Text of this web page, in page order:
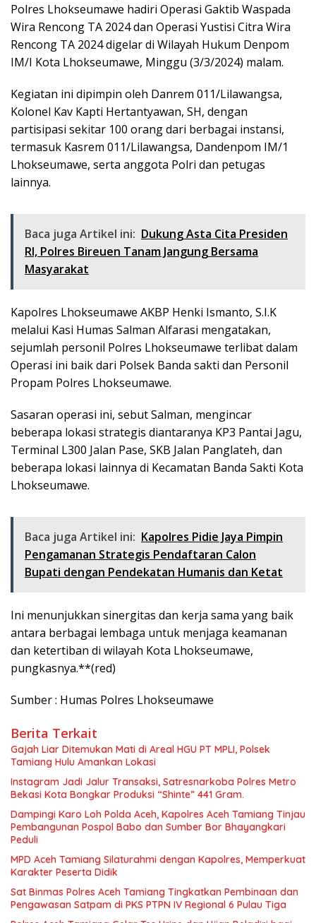
Polres Lhokseumawe hadiri Operasi Gaktib Waspada
Wira Rencong TA 2024 dan Operasi Yustisi Citra Wira
Rencong TA 2024 digelar di Wilayah Hukum Denpom
IM/I Kota Lhokseumawe, Minggu (3/3/2024) malam.
Kegiatan ini dipimpin oleh Danrem 011/Lilawangsa,
Kolonel Kav Kapti Hertantyawan, SH, dengan
partisipasi sekitar 100 orang dari berbagai instansi,
termasuk Kasrem 011/Lilawangsa, Dandenpom IM/1
Lhokseumawe, serta anggota Polri dan petugas
lainnya.
Baca juga Artikel ini: Dukung Asta Cita Presiden
RI, Polres Bireuen Tanam Jangung Bersama
Masyarakat
Kapolres Lhokseumawe AKBP Henki Ismanto, S.I.K
melalui Kasi Humas Salman Alfarasi mengatakan,
sejumlah personil Polres Lhokseumawe terlibat dalam
Operasi ini baik dari Polsek Banda sakti dan Personil
Propam Polres Lhokseumawe.
Sasaran operasi ini, sebut Salman, mengincar
beberapa lokasi strategis diantaranya KP3 Pantai Jagu,
Terminal L300 Jalan Pase, SKB Jalan Panglateh, dan
beberapa lokasi lainnya di Kecamatan Banda Sakti Kota
Lhokseumawe.
Baca juga Artikel ini: Kapolres Pidie Jaya Pimpin
Pengamanan Strategis Pendaftaran Calon
Bupati dengan Pendekatan Humanis dan Ketat
Ini menunjukkan sinergitas dan kerja sama yang baik
antara berbagai lembaga untuk menjaga keamanan
dan ketertiban di wilayah Kota Lhokseumawe,
pungkasnya.**(red)
Sumber : Humas Polres Lhokseumawe
Berita Terkait
Gajah Liar Ditemukan Mati di Areal HGU PT MPLI, Polsek
Tamiang Hulu Amankan Lokasi
Instagram Jadi Jalur Transaksi, Satresnarkoba Polres Metro
Bekasi Kota Bongkar Produksi “Shinte” 441 Gram.
Dampingi Karo Loh Polda Aceh, Kapolres Aceh Tamiang Tinjau
Pembangunan Pospol Babo dan Sumber Bor Bhayangkari
Peduli
MPD Aceh Tamiang Silaturahmi dengan Kapolres, Memperkuat
Karakter Peserta Didik
Sat Binmas Polres Aceh Tamiang Tingkatkan Pembinaan dan
Pengawasan Satpam di PKS PTPN IV Regional 6 Pulau Tiga